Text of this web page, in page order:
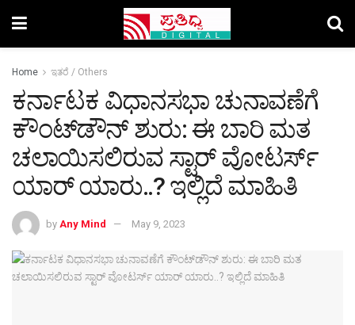
Home ಇತರೆ / Others
ಕರ್ನಾಟಕ ವಿಧಾನಸಭಾ ಚುನಾವಣೆಗೆ
ಕೌಂಟ್‌ಡೌನ್‌ ಶುರು: ಈ ಬಾರಿ ಮತ
ಚಲಾಯಿಸಲಿರುವ ಸ್ಟಾರ್‌ ವೋಟರ್ಸ್‌
ಯಾರ್‌ ಯಾರು..? ಇಲ್ಲಿದೆ ಮಾಹಿತಿ
by Any Mind May 9, 2023